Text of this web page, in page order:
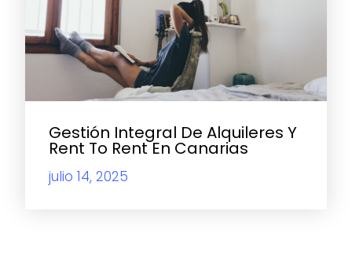
Gestión Integral De Alquileres Y
Rent To Rent En Canarias
julio 14, 2025